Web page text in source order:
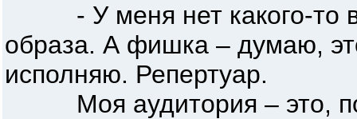
- У меня нет какого-то
образа. А фишка – думаю,
исполняю. Репертуар.
Моя аудитория – это,